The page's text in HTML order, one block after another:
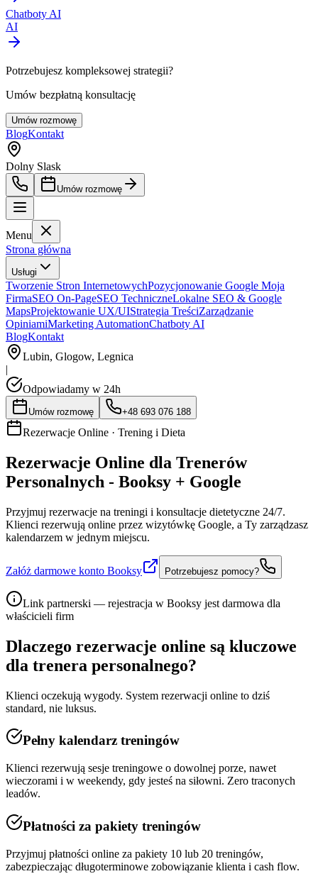
Chatboty AI
AI
Potrzebujesz kompleksowej strategii?
Umów bezpłatną konsultację
Umów rozmowę
BlogKontakt
Dolny Slask
Umów rozmowę
Menu
Strona główna
Usługi
Tworzenie Stron InternetowychPozycjonowanie Google Moja
FirmaSEO On-PageSEO TechniczneLokalne SEO & Google
MapsProjektowanie UX/UIStrategia TreściZarządzanie
OpiniamiMarketing AutomationChatboty AI
BlogKontakt
Lubin, Glogow, Legnica
|
Odpowiadamy w 24h
Umów rozmowę +48 693 076 188
Rezerwacje Online · Trening i Dieta
Rezerwacje Online dla Trenerów
Personalnych - Booksy + Google
Przyjmuj rezerwacje na treningi i konsultacje dietetyczne 24/7.
Klienci rezerwują online przez wizytówkę Google, a Ty zarządzasz
kalendarzem w jednym miejscu.
Załóż darmowe konto Booksy Potrzebujesz pomocy?
Link partnerski — rejestracja w Booksy jest darmowa dla
właścicieli firm
Dlaczego rezerwacje online są kluczowe
dla trenera personalnego?
Klienci oczekują wygody. System rezerwacji online to dziś
standard, nie luksus.
Pełny kalendarz treningów
Klienci rezerwują sesje treningowe o dowolnej porze, nawet
wieczorami i w weekendy, gdy jesteś na siłowni. Zero traconych
leadów.
Płatności za pakiety treningów
Przyjmuj płatności online za pakiety 10 lub 20 treningów,
zabezpieczając długoterminowe zobowiązanie klienta i cash flow.